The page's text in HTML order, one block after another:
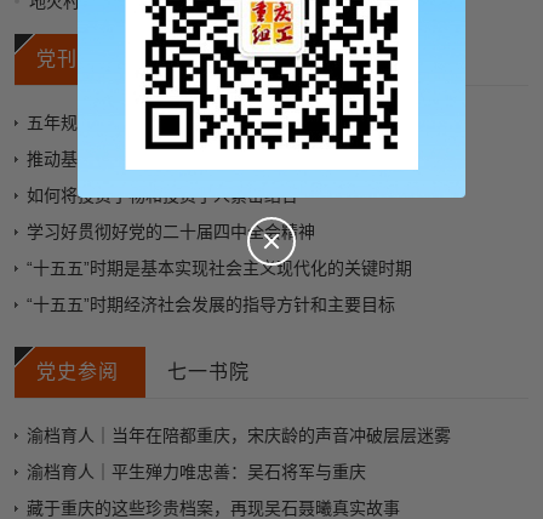
党刊好文 党务知识
五年规划如何“塑造”中国
推动基层公共文化服务高质量发展
如何将投资于物和投资于人紧密结合
学习好贯彻好党的二十届四中全会精神
“十五五”时期是基本实现社会主义现代化的关键时期
“十五五”时期经济社会发展的指导方针和主要目标
党史参阅 七一书院
渝档育人｜当年在陪都重庆，宋庆龄的声音冲破层层迷雾
渝档育人｜平生殚力唯忠善：吴石将军与重庆
藏于重庆的这些珍贵档案，再现吴石聂曦真实故事